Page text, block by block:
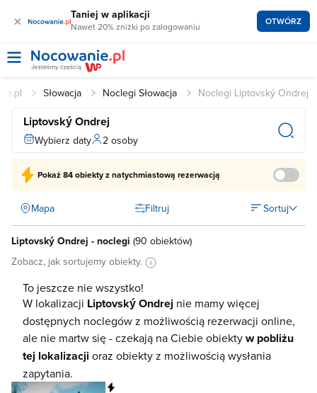
× Taniej w aplikacji
Nawet 20% zniżki po zalogowaniu OTWÓRZ
Słowacja Noclegi Słowacja Noclegi Liptovský Ondrej
Liptovský Ondrej
Wybierz daty 2 osoby
Pokaż84 obiektyz natychmiastową rezerwacją
Mapa Filtruj Sortuj
Liptovský Ondrej - noclegi (90 obiektów)
Zobacz, jak sortujemy obiekty.
To jeszcze nie wszystko!
W lokalizacji Liptovský Ondrej nie mamy więcej
dostępnych noclegów z możliwością rezerwacji online,
ale nie martw się - czekają na Ciebie obiektyw pobliżu
tej lokalizacji oraz obiekty z możliwością wysłania
zapytania.